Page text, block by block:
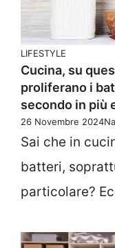
LIFESTYLE
Cucina, su
proliferano i
secondo in più
26 Novembre 2024
Sai che in
batteri,
particolare?